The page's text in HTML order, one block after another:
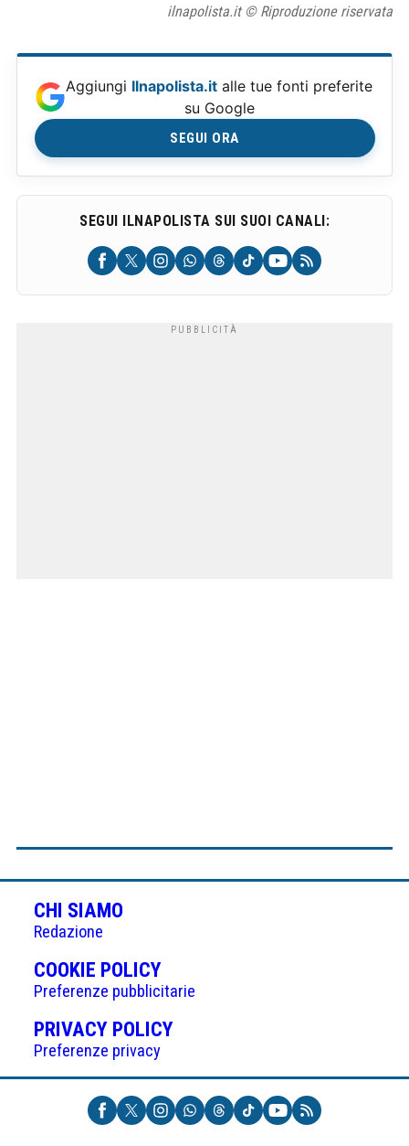
ilnapolista.it © Riproduzione riservata
Aggiungi Ilnapolista.it alle tue fonti preferite
su Google
SEGUI ORA
SEGUI ILNAPOLISTA SUI SUOI CANALI:
CHI SIAMO
Redazione
COOKIE POLICY(APRE
IN
UNA
NUOVA
Preferenze pubblicitarie
PRIVACY POLICY(APRE
UNA
NUOVA
SCHEDA)
Preferenze privacy